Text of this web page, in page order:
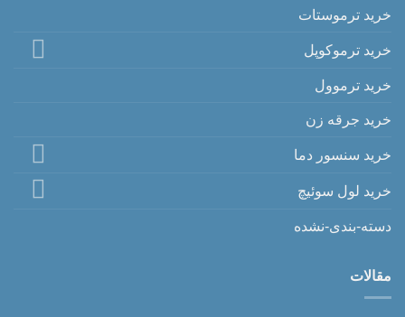
خرید ترموستات
خرید ترموکوپل
خرید ترموول
خرید جرقه زن
خرید سنسور دما
خرید لول سوئیچ
دسته-بندی-نشده
مقالات